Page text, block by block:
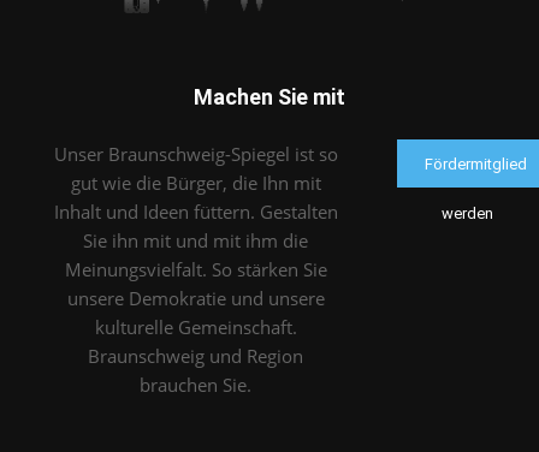
Machen Sie mit
Unser Braunschweig-Spiegel ist so
gut wie die Bürger, die Ihn mit
Inhalt und Ideen füttern. Gestalten
Sie ihn mit und mit ihm die
Meinungsvielfalt. So stärken Sie
unsere Demokratie und unsere
kulturelle Gemeinschaft.
Braunschweig und Region
brauchen Sie.
Fördermitglied
werden